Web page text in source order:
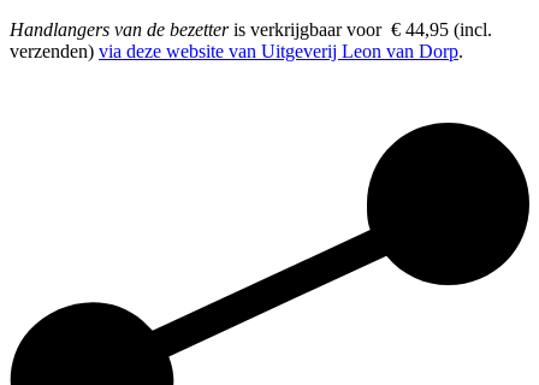
Handlangers van de bezetteris verkrijgbaar voor € 44,95 (incl.
verzenden) via deze website van Uitgeverij Leon van Dorp.